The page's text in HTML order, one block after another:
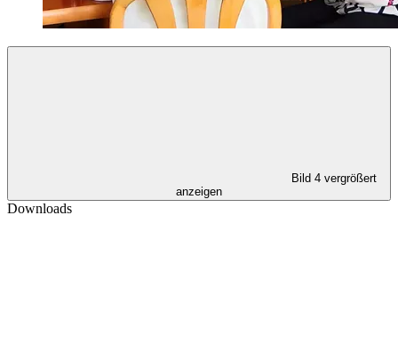
Bild 4 vergrößert
anzeigen
Downloads